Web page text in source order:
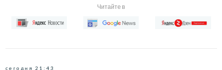
Читайте в
сегодня 21:43